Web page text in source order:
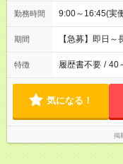
勤務時間 9:00～16:45(実
期間 【急募】即日
特徴 履歴書不要 / 40
気になる！
掲